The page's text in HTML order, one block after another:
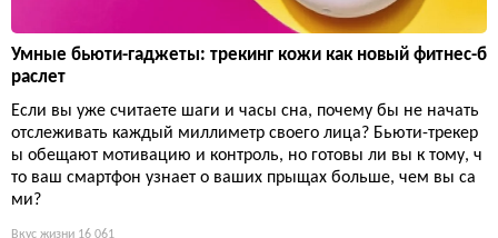
Умные бьюти-гаджеты: трекинг кожи как новый фитнес-б
раслет
Если вы уже считаете шаги и часы сна, почему бы не начать
отслеживать каждый миллиметр своего лица? Бьюти-трекер
ы обещают мотивацию и контроль, но готовы ли вы к тому, ч
то ваш смартфон узнает о ваших прыщах больше, чем вы са
ми?
Вкус жизни 16 061